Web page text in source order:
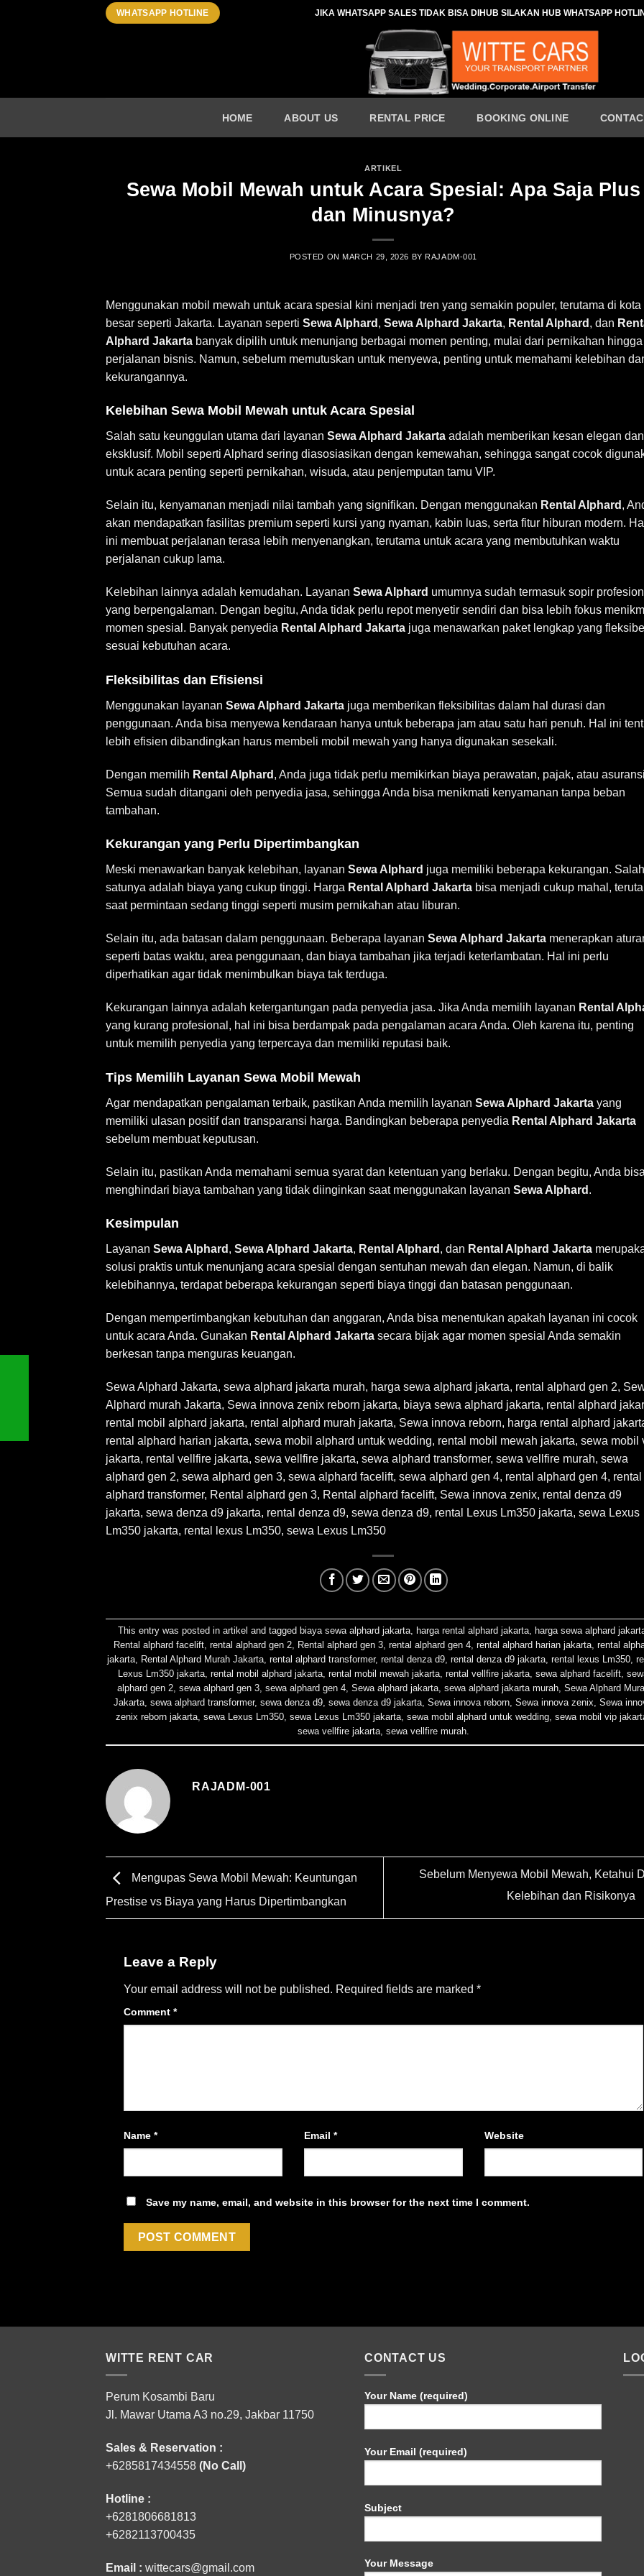
WHATSAPP HOTLINE JIKA WHATSAPP SALES TIDAK BISA DIHUB SILAKAN HUB WHATSAPP
HOME ABOUT US RENTAL PRICE BOOKING ONLINE
ARTIKEL
Sewa Mobil Mewah untuk Acara Spesial: Apa Saja Plus
dan Minusnya?
POSTED ON MARCH 29, 2026 BY RAJADM-001
Menggunakan mobil mewah untuk acara spesial kini menjadi tren yang semakin populer, terutama di kota
besar seperti Jakarta. Layanan seperti Sewa Alphard , Sewa Alphard Jakarta, Rental Alphard , dan
Alphard Jakarta banyak dipilih untuk menunjang berbagai momen penting, mulai dari pernikahan hingga
perjalanan bisnis. Namun, sebelum memutuskan untuk menyewa, penting untuk memahami kelebihan
kekurangannya.
Kelebihan Sewa Mobil Mewah untuk Acara Spesial
Salah satu keunggulan utama dari layanan Sewa Alphard Jakarta adalah memberikan kesan elegan dan
eksklusif. Mobil seperti Alphard sering diasosiasikan dengan kemewahan, sehingga sangat cocok
untuk acara penting seperti pernikahan, wisuda, atau penjemputan tamu VIP.
Selain itu, kenyamanan menjadi nilai tambah yang signifikan. Dengan menggunakan Rental Alphard ,
akan mendapatkan fasilitas premium seperti kursi yang nyaman, kabin luas, serta fitur hiburan modern. Hal
ini membuat perjalanan terasa lebih menyenangkan, terutama untuk acara yang membutuhkan waktu
perjalanan cukup lama.
Kelebihan lainnya adalah kemudahan. Layanan Sewa Alphard umumnya sudah termasuk sopir
yang berpengalaman. Dengan begitu, Anda tidak perlu repot menyetir sendiri dan bisa lebih fokus
momen spesial. Banyak penyedia Rental Alphard Jakarta juga menawarkan paket lengkap yang fleksibel
sesuai kebutuhan acara.
Fleksibilitas dan Efisiensi
Menggunakan layanan Sewa Alphard Jakarta juga memberikan fleksibilitas dalam hal durasi dan
penggunaan. Anda bisa menyewa kendaraan hanya untuk beberapa jam atau satu hari penuh. Hal ini
lebih efisien dibandingkan harus membeli mobil mewah yang hanya digunakan sesekali.
Dengan memilih Rental Alphard , Anda juga tidak perlu memikirkan biaya perawatan, pajak, atau
Semua sudah ditangani oleh penyedia jasa, sehingga Anda bisa menikmati kenyamanan tanpa beban
tambahan.
Kekurangan yang Perlu Dipertimbangkan
Meski menawarkan banyak kelebihan, layanan Sewa Alphard juga memiliki beberapa kekurangan. Salah
satunya adalah biaya yang cukup tinggi. Harga Rental Alphard Jakarta bisa menjadi cukup mahal,
saat permintaan sedang tinggi seperti musim pernikahan atau liburan.
Selain itu, ada batasan dalam penggunaan. Beberapa layanan Sewa Alphard Jakarta menerapkan
seperti batas waktu, area penggunaan, dan biaya tambahan jika terjadi keterlambatan. Hal ini perlu
diperhatikan agar tidak menimbulkan biaya tak terduga.
Kekurangan lainnya adalah ketergantungan pada penyedia jasa. Jika Anda memilih layanan Rental
yang kurang profesional, hal ini bisa berdampak pada pengalaman acara Anda. Oleh karena itu, penting
untuk memilih penyedia yang terpercaya dan memiliki reputasi baik.
Tips Memilih Layanan Sewa Mobil Mewah
Agar mendapatkan pengalaman terbaik, pastikan Anda memilih layanan Sewa Alphard Jakarta yang
memiliki ulasan positif dan transparansi harga. Bandingkan beberapa penyedia Rental Alphard Jakarta
sebelum membuat keputusan.
Selain itu, pastikan Anda memahami semua syarat dan ketentuan yang berlaku. Dengan begitu, Anda bisa
menghindari biaya tambahan yang tidak diinginkan saat menggunakan layanan Sewa Alphard .
Kesimpulan
Layanan Sewa Alphard , Sewa Alphard Jakarta, Rental Alphard , dan Rental Alphard Jakarta
solusi praktis untuk menunjang acara spesial dengan sentuhan mewah dan elegan. Namun, di balik
kelebihannya, terdapat beberapa kekurangan seperti biaya tinggi dan batasan penggunaan.
Dengan mempertimbangkan kebutuhan dan anggaran, Anda bisa menentukan apakah layanan ini cocok
untuk acara Anda. Gunakan Rental Alphard Jakarta secara bijak agar momen spesial Anda semakin
berkesan tanpa menguras keuangan.
Sewa Alphard Jakarta, sewa alphard jakarta murah, harga sewa alphard jakarta, rental alphard gen 2,
Alphard murah Jakarta, Sewa innova zenix reborn jakarta, biaya sewa alphard jakarta, rental alphard
rental mobil alphard jakarta, rental alphard murah jakarta, Sewa innova reborn, harga rental alphard
rental alphard harian jakarta, sewa mobil alphard untuk wedding, rental mobil mewah jakarta, sewa mobil
jakarta, rental vellfire jakarta, sewa vellfire jakarta, sewa alphard transformer, sewa vellfire murah, sewa
alphard gen 2, sewa alphard gen 3, sewa alphard facelift, sewa alphard gen 4, rental alphard gen 4, rental
alphard transformer, Rental alphard gen 3, Rental alphard facelift, Sewa innova zenix, rental denza d9
jakarta, sewa denza d9 jakarta, rental denza d9, sewa denza d9, rental Lexus Lm350 jakarta, sewa Lexus
Lm350 jakarta, rental lexus Lm350, sewa Lexus Lm350
This entry was posted in artikel and tagged biaya sewa alphard jakarta, harga rental alphard jakarta, harga sewa alphard
Rental alphard facelift, rental alphard gen 2, Rental alphard gen 3, rental alphard gen 4, rental alphard harian jakarta, rental
jakarta, Rental Alphard Murah Jakarta,rental alphard transformer,rental denza d9,rental denza d9 jakarta,rental lexus Lm350,
Lexus Lm350 jakarta,rental mobil alphard jakarta,rental mobil mewah jakarta,rental vellfire jakarta,sewa alphard facelift,
alphard gen 2, sewa alphard gen 3, sewa alphard gen 4, Sewa alphard jakarta, sewa alphard jakarta murah, Sewa Alphard
Jakarta,sewa alphard transformer,sewa denza d9,sewa denza d9 jakarta,Sewa innova reborn,Sewa innova zenix,Sewa
zenix reborn jakarta,sewa Lexus Lm350,sewa Lexus Lm350 jakarta,sewa mobil alphard untuk wedding,sewa mobil vip
sewa vellfire jakarta, sewa vellfire murah.
RAJADM-001
Mengupas Sewa Mobil Mewah: Keuntungan
Prestise vs Biaya yang Harus Dipertimbangkan
Sebelum Menyewa Mobil Mewah, Ketahui
Kelebihan dan Risikonya
Leave a Reply
Your email address will not be published. Required fields are marked *
Comment *
Name * Email * Website
Save my name, email, and website in this browser for the next time I comment.
WITTE RENT CAR
Perum Kosambi Baru
Jl. Mawar Utama A3 no.29, Jakbar 11750
Sales & Reservation :
+6285817434558 (No Call)
Hotline :
+6281806681813
+6282113700435
Email : wittecars@gmail.com
CONTACT US
Your Name (required)
Your Email (required)
Subject
Your Message